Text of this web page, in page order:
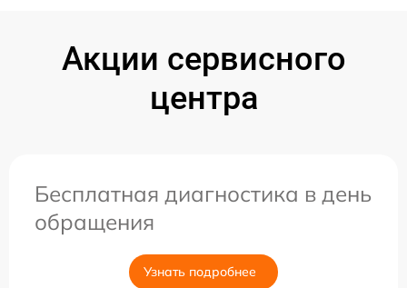
Акции сервисного
центра
Бесплатная диагностика в день
обращения
Узнать подробнее